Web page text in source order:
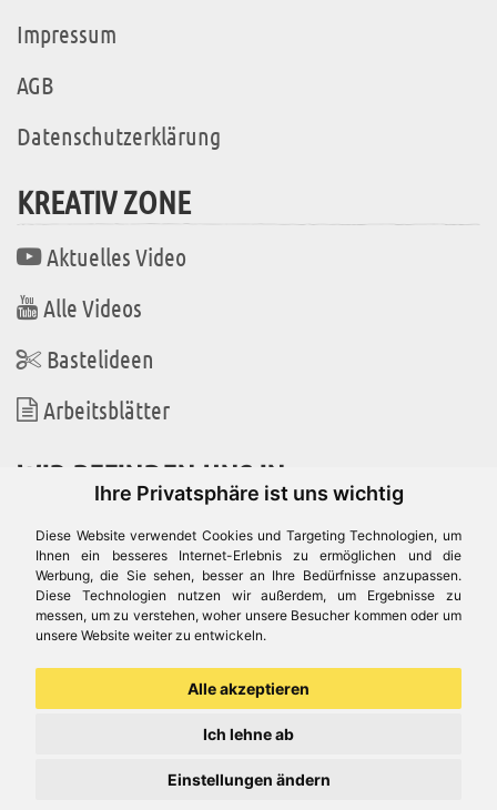
Ihre Privatsphäre ist uns wichtig
Diese Website verwendet Cookies und Targeting Technologien, um
Ihnen ein besseres Internet-Erlebnis zu ermöglichen und die
Werbung, die Sie sehen, besser an Ihre Bedürfnisse anzupassen.
Diese Technologien nutzen wir außerdem, um Ergebnisse zu
messen, um zu verstehen, woher unsere Besucher kommen oder um
unsere Website weiter zu entwickeln.
Alle akzeptieren
Ich lehne ab
Einstellungen ändern
Impressum
AGB
Datenschutzerklärung
KREATIV ZONE
Aktuelles Video
Alle Videos
Bastelideen
Arbeitsblätter
WIR BEFINDEN UNS IN
Es gibt uns auch in
© Aduis 1996 - 2026